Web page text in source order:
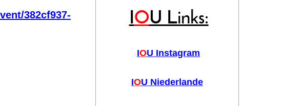
382cf937-
IOU Links:
IOU Instagram
IOU Niederlande